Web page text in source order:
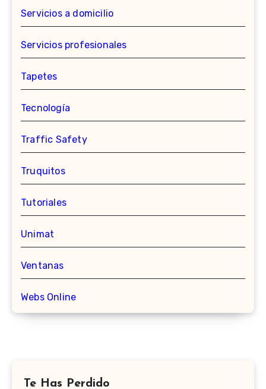
Servicios a domicilio
Servicios profesionales
Tapetes
Tecnología
Traffic Safety
Truquitos
Tutoriales
Unimat
Ventanas
Webs Online
Te Has Perdido